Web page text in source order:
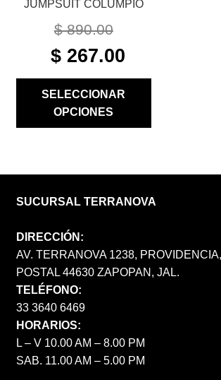
JUMPSUIT COLUMPIO
$890.00
ORIGINAL
PRICE
$ 890.00.
$ 267.00
SELECCIONAR
OPCIONES
DE
PRODUCTO
SUCURSAL TERRANOVA
DIRECCIÓN:
AV. TERRANOVA 1238,
POSTAL 44630 ZAPOPAN, JAL.
TELÉFONO:
33 3640 6469
HORARIOS:
L – V 10.00 AM – 8.00 PM
SAB. 11.00 AM – 5.00 PM